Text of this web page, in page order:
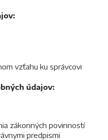
vzťahu ku správcovi
údajov:
zákonných povinností
predpismi